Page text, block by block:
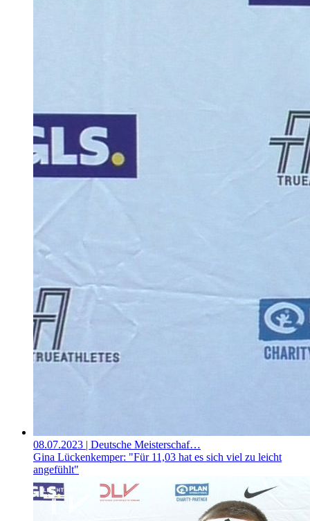
08.07.2023 | Deutsche Meisterschaf…
Gina Lückenkemper: "Für 11,03 hat es sich viel zu leicht
angefühlt"